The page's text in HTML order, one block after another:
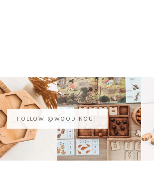
FOLLOW @WOODINOUT